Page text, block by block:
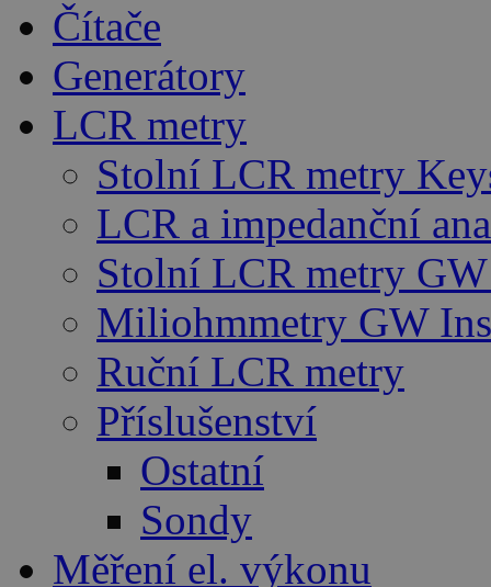
Čítače
Generátory
LCR metry
Stolní LCR metry
LCR a impedanční
Stolní LCR metry
Miliohmmetry GW
Ruční LCR metry
Příslušenství
Ostatní
Sondy
Měření el. výkonu